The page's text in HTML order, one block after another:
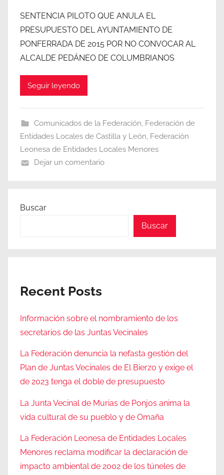
SENTENCIA PILOTO QUE ANULA EL
PRESUPUESTO DEL AYUNTAMIENTO DE
PONFERRADA DE 2015 POR NO CONVOCAR AL
ALCALDE PEDÁNEO DE COLUMBRIANOS
Seguir leyendo
Comunicados de la Federación, Federación de
Entidades Locales de Castilla y León, Federación
Leonesa de Entidades Locales Menores
Dejar un comentario
Buscar
Buscar
Recent Posts
Información sobre el nombramiento de los
secretarios de las Juntas Vecinales
La Federación denuncia la nefasta gestión del
Plan de Juntas Vecinales de El Bierzo y exige el
de 2023 tenga el doble de presupuesto
La Junta Vecinal de Murias de Ponjos anima la
vida cultural de su pueblo y de Omaña
La Federación Leonesa de Entidades Locales
Menores reclama modificar la declaración de
impacto ambiental de 2002 de los túneles de